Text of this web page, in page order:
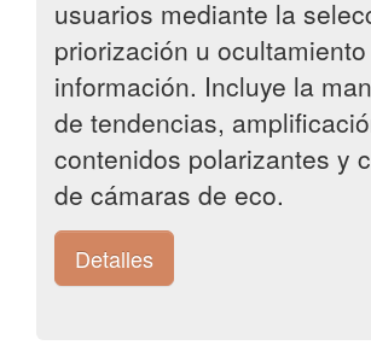
usuarios mediante la
priorización u
información. Incluye la
de tendencias,
contenidos polarizantes y
de cámaras de eco.
Detalles